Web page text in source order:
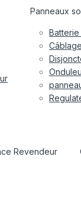
Panneaux
Revendeur